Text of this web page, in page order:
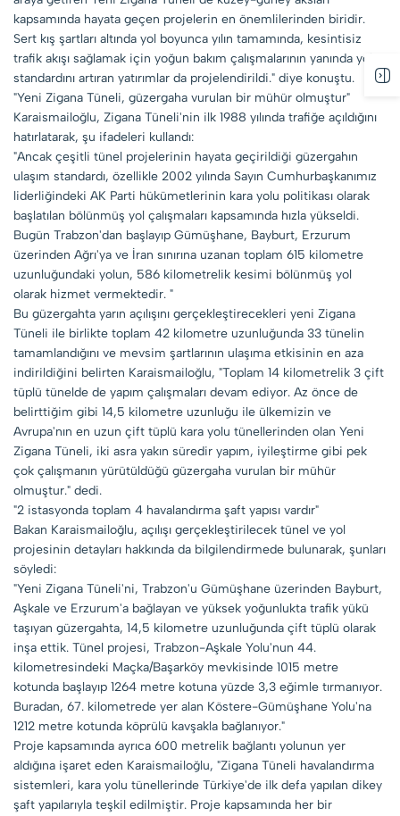
kapsamında hayata geçen projelerin en önemlilerinden biridir.
Sert kış şartları altında yol boyunca yılın tamamında, kesintisiz
trafik akışı sağlamak için yoğun bakım çalışmalarının yanında yolun
standardını artıran yatırımlar da projelendirildi." diye konuştu.
"Yeni Zigana Tüneli, güzergaha vurulan bir mühür olmuştur"
Karaismailoğlu, Zigana Tüneli'nin ilk 1988 yılında trafiğe açıldığını
hatırlatarak, şu ifadeleri kullandı:
"Ancak çeşitli tünel projelerinin hayata geçirildiği güzergahın
ulaşım standardı, özellikle 2002 yılında Sayın Cumhurbaşkanımız
liderliğindeki AK Parti hükümetlerinin kara yolu politikası olarak
başlatılan bölünmüş yol çalışmaları kapsamında hızla yükseldi.
Bugün Trabzon'dan başlayıp Gümüşhane, Bayburt, Erzurum
üzerinden Ağrı'ya ve İran sınırına uzanan toplam 615 kilometre
uzunluğundaki yolun, 586 kilometrelik kesimi bölünmüş yol
olarak hizmet vermektedir. "
Bu güzergahta yarın açılışını gerçekleştirecekleri yeni Zigana
Tüneli ile birlikte toplam 42 kilometre uzunluğunda 33 tünelin
tamamlandığını ve mevsim şartlarının ulaşıma etkisinin en aza
indirildiğini belirten Karaismailoğlu, "Toplam 14 kilometrelik 3 çift
tüplü tünelde de yapım çalışmaları devam ediyor. Az önce de
belirttiğim gibi 14,5 kilometre uzunluğu ile ülkemizin ve
Avrupa'nın en uzun çift tüplü kara yolu tünellerinden olan Yeni
Zigana Tüneli, iki asra yakın süredir yapım, iyileştirme gibi pek
çok çalışmanın yürütüldüğü güzergaha vurulan bir mühür
olmuştur." dedi.
"2 istasyonda toplam 4 havalandırma şaft yapısı vardır"
Bakan Karaismailoğlu, açılışı gerçekleştirilecek tünel ve yol
projesinin detayları hakkında da bilgilendirmede bulunarak, şunları
söyledi:
"Yeni Zigana Tüneli'ni, Trabzon'u Gümüşhane üzerinden Bayburt,
Aşkale ve Erzurum'a bağlayan ve yüksek yoğunlukta trafik yükü
taşıyan güzergahta, 14,5 kilometre uzunluğunda çift tüplü olarak
inşa ettik. Tünel projesi, Trabzon-Aşkale Yolu'nun 44.
kilometresindeki Maçka/Başarköy mevkisinde 1015 metre
kotunda başlayıp 1264 metre kotuna yüzde 3,3 eğimle tırmanıyor.
Buradan, 67. kilometrede yer alan Köstere-Gümüşhane Yolu'na
1212 metre kotunda köprülü kavşakla bağlanıyor."
Proje kapsamında ayrıca 600 metrelik bağlantı yolunun yer
aldığına işaret eden Karaismailoğlu, "Zigana Tüneli havalandırma
sistemleri, kara yolu tünellerinde Türkiye'de ilk defa yapılan dikey
şaft yapılarıyla teşkil edilmiştir. Proje kapsamında her bir